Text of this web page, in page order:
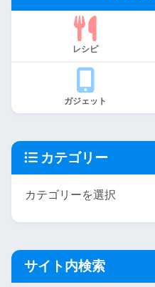
レシピ
ガジェット
カテゴリー
サイト内検索